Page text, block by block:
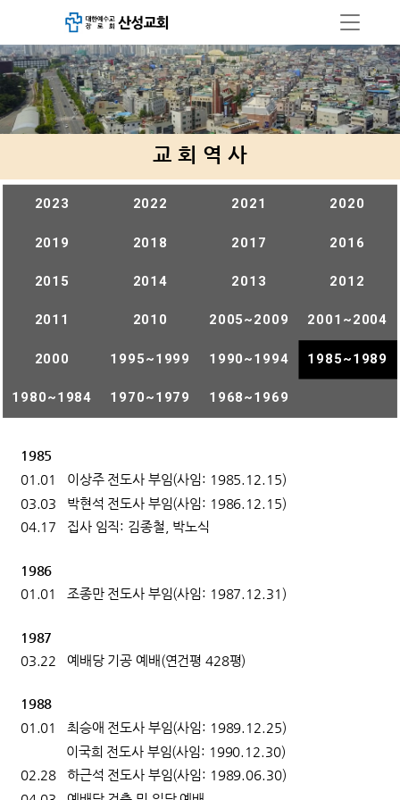
교 회 역 사
2023 2022 2021 2020
2019 2018 2017 2016
2015 2014 2013 2012
2011 2010 2005~2009 2001~2004
2000 1995~1999 1990~1994 1985~1989
1980~1984 1970~1979 1968~1969
1985
01.01 이상주 전도사 부임(사임: 1985.12.15)
03.03 박현석 전도사 부임(사임: 1986.12.15)
04.17 집사 임직: 김종철, 박노식
1986
01.01 조종만 전도사 부임(사임: 1987.12.31)
1987
03.22 예배당 기공 예배(연건평 428평)
1988
01.01 최승애 전도사 부임(사임: 1989.12.25)
이국희 전도사 부임(사임: 1990.12.30)
02.28 하근석 전도사 부임(사임: 1989.06.30)